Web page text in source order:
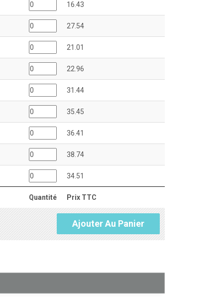
Quantité Prix TTC
16.43
27.54
21.01
22.96
31.44
35.45
36.41
38.74
34.51
Ajouter Au Panier